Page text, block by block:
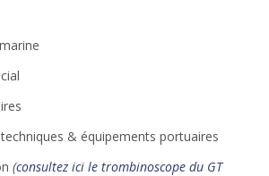
& équipements portuaires
(consultez ici le trombinoscope du GT